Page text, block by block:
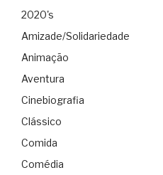
2020's
Amizade/Solidariedade
Animação
Aventura
Cinebiografia
Clássico
Comida
Comédia